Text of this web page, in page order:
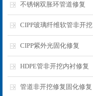
不锈钢双胀环管道修复
CIPP玻璃纤维软管非开挖
CIPP紫外光固化修复
HDPE管非开挖内衬修复
管道非开挖修复固化修复